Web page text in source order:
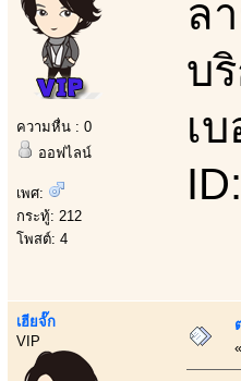
ความหื่น : 0
ออฟไลน์
เพศ:
กระทู้: 212
โพสต์: 4
ล
บ
เ
เฮียจั๊ก
VIP
«